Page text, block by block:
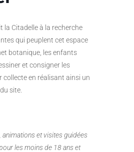
la Citadelle à la recherche
qui peuplent cet espace
botanique, les enfants
et consigner les
collecte en réalisant ainsi un
site.
animations et visites guidées
les moins de 18 ans et